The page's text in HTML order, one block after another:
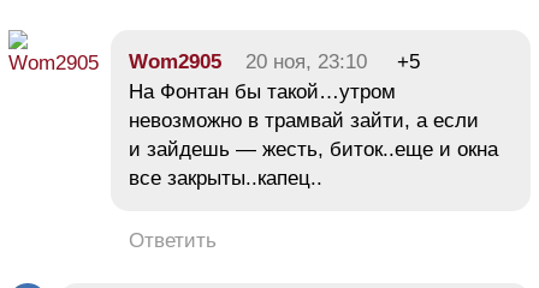
Wom2905 20 ноя, 23:10
+5
На Фонтан бы такой…утром
невозможно в трамвай зайти, а если
и зайдешь — жесть, биток..еще и окна
все закрыты..капец..
Ответить